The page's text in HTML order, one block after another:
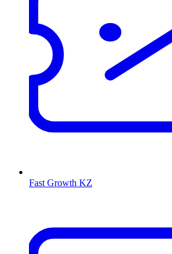
Fast Growth KZ